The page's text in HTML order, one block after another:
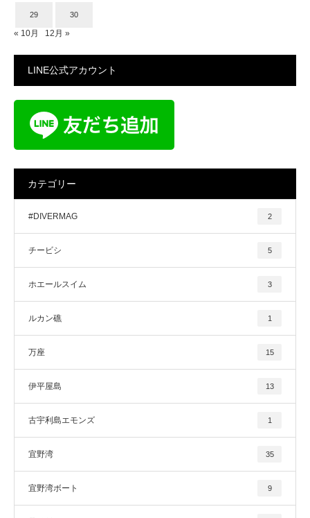
29 30
« 10月 12月 »
LINE公式アカウント
カテゴリー
#DIVERMAG 2
チービシ 5
ホエールスイム 3
ルカン礁 1
万座 15
伊平屋島 13
古宇利島エモンズ 1
宜野湾 35
宜野湾ボート 9